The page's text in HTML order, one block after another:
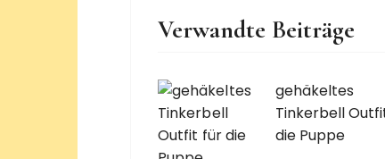
Verwandte Beiträge
gehäkeltes
Tinkerbell
die Puppe